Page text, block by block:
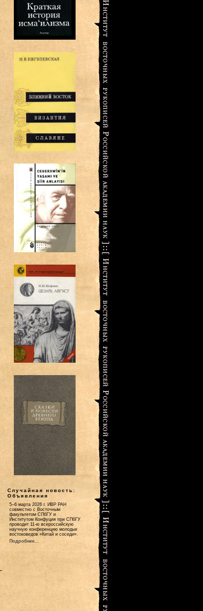
Случайная новость:
Объявления
5–6 марта 2026 г. ИВР РАН
совместно с Восточным
факультетом СПбГУ и
Институтом Конфуция при СПбГУ
проводит 11-ю всероссийскую
научную конференцию молодых
востоковедов «Китай и соседи».
Подробнее...